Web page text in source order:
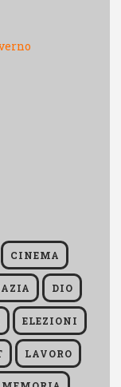
CINEMA
DIO
ELEZIONI
LAVORO